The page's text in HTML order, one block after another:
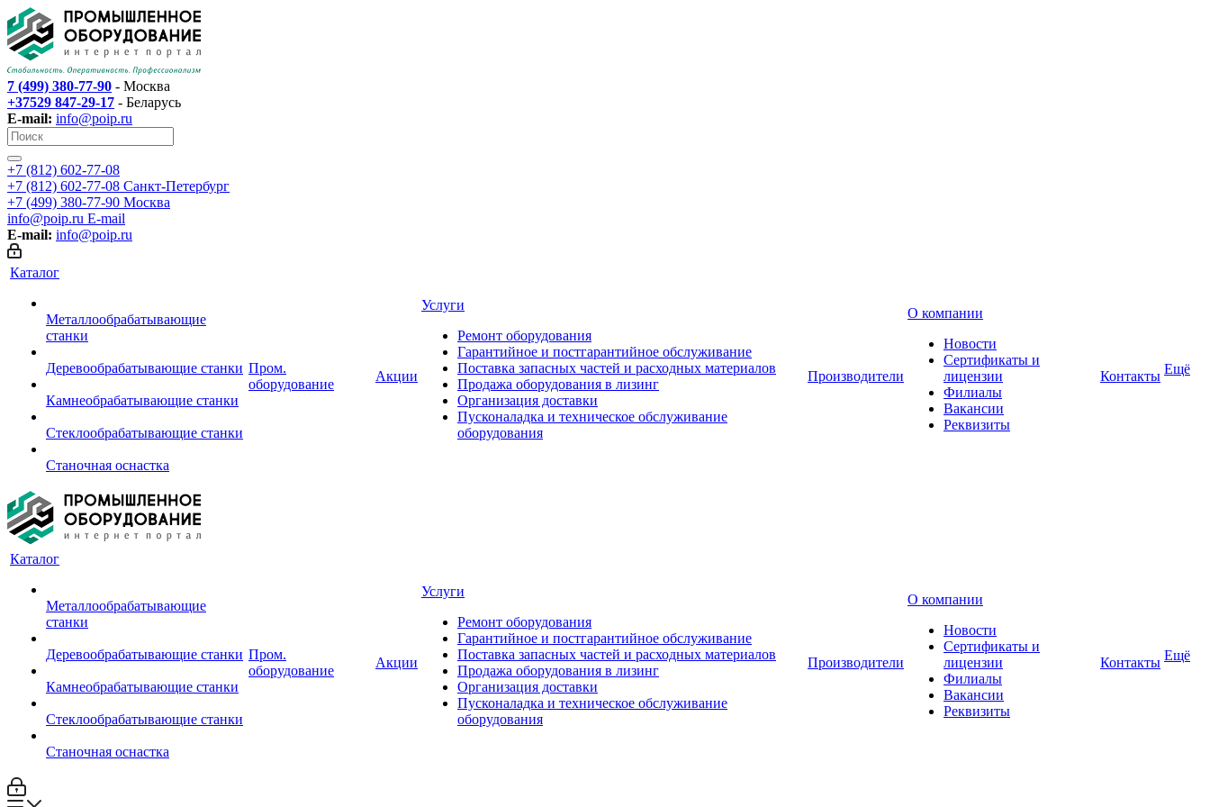
7 (499) 380-77-90 - Москва
+37529 847-29-17 - Беларусь
E-mail: info@poip.ru
+7 (812) 602-77-08
+7 (812) 602-77-08 Санкт-Петербург
+7 (499) 380-77-90 Москва
info@poip.ru E-mail
E-mail: info@poip.ru
Каталог
Металлообрабатывающие
станки
Деревообрабатывающие станки
Камнеобрабатывающие станки
Стеклообрабатывающие станки
Станочная оснастка
Пром.
оборудование
Акции
Услуги
Ремонт оборудования
Гарантийное и постгарантийное обслуживание
Поставка запасных частей и расходных материалов
Продажа оборудования в лизинг
Организация доставки
Пусконаладка и техническое обслуживание
оборудования
Производители
О компании
Новости
Сертификаты и
лицензии
Филиалы
Вакансии
Реквизиты
Контакты Ещё
Каталог
Металлообрабатывающие
станки
Деревообрабатывающие станки
Камнеобрабатывающие станки
Стеклообрабатывающие станки
Станочная оснастка
Пром.
оборудование
Акции
Услуги
Ремонт оборудования
Гарантийное и постгарантийное обслуживание
Поставка запасных частей и расходных материалов
Продажа оборудования в лизинг
Организация доставки
Пусконаладка и техническое обслуживание
оборудования
Производители
О компании
Новости
Сертификаты и
лицензии
Филиалы
Вакансии
Реквизиты
Контакты Ещё